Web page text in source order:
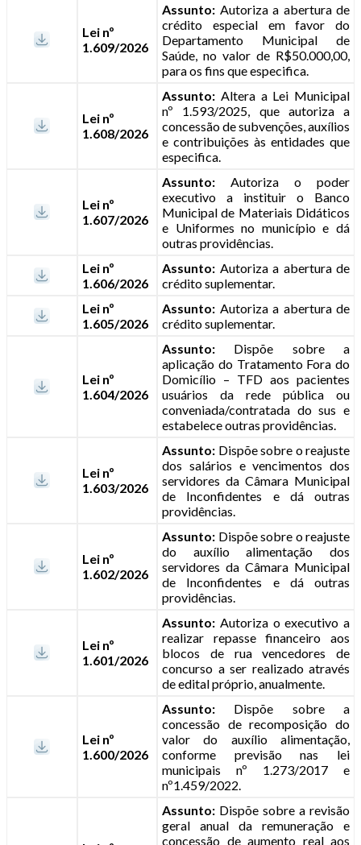
Lei nº
1.609/2026
Assunto: Autoriza a abertura de
crédito especial em favor do
Departamento Municipal de
Saúde, no valor de R$50.000,00,
para os fins que especifica.
Lei nº
1.608/2026
Assunto: Altera a Lei Municipal
nº 1.593/2025, que autoriza a
concessão de subvenções, auxílios
e contribuições às entidades que
especifica.
Lei nº
1.607/2026
Assunto: Autoriza o poder
executivo a instituir o Banco
Municipal de Materiais Didáticos
e Uniformes no município e dá
outras providências.
Lei nº
1.606/2026
Assunto: Autoriza a abertura de
crédito suplementar.
Lei nº
1.605/2026
Assunto: Autoriza a abertura de
crédito suplementar.
Lei nº
1.604/2026
Assunto: Dispõe sobre a
aplicação do Tratamento Fora do
Domicílio – TFD aos pacientes
usuários da rede pública ou
conveniada/contratada do sus e
estabelece outras providências.
Lei nº
1.603/2026
Assunto: Dispõe sobre o reajuste
dos salários e vencimentos dos
servidores da Câmara Municipal
de Inconfidentes e dá outras
providências.
Lei nº
1.602/2026
Assunto: Dispõe sobre o reajuste
do auxílio alimentação dos
servidores da Câmara Municipal
de Inconfidentes e dá outras
providências.
Lei nº
1.601/2026
Assunto: Autoriza o executivo a
realizar repasse financeiro aos
blocos de rua vencedores de
concurso a ser realizado através
de edital próprio, anualmente.
Lei nº
1.600/2026
Assunto: Dispõe sobre a
concessão de recomposição do
valor do auxílio alimentação,
conforme previsão nas lei
municipais nº 1.273/2017 e
nº1.459/2022.
Assunto: Dispõe sobre a revisão
geral anual da remuneração e
concessão de aumento real aos